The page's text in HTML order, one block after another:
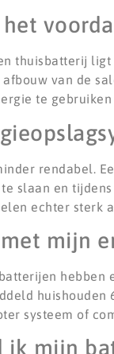
thuisbatterij
van de
te
rendabel.
slaan en
echter sterk
mijn
hebben
systeem of
ik mijn